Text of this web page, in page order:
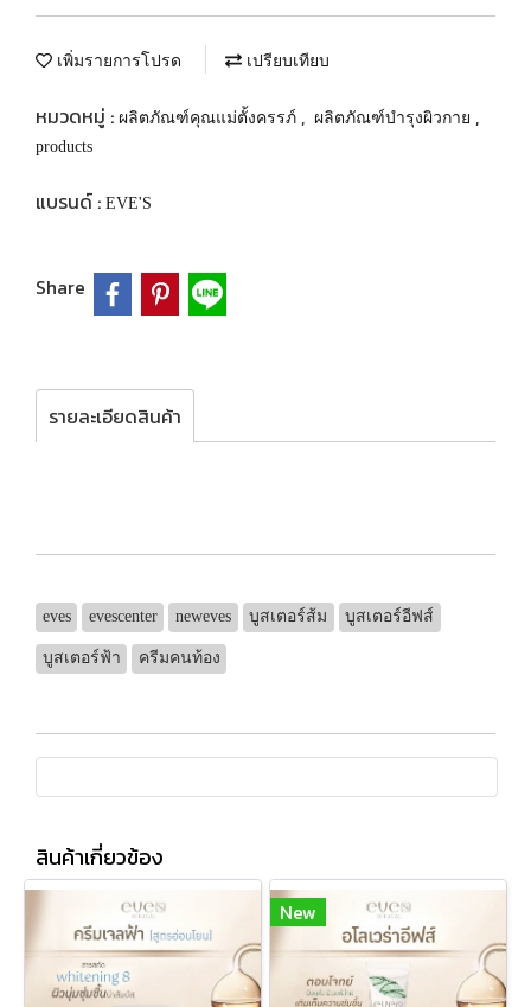
เพิ่มรายการโปรด เปรียบเทียบ
หมวดหมู่ : ผลิตภัณฑ์คุณแม่ตั้งครรภ์ , ผลิตภัณฑ์บำรุงผิวกาย ,
products
แบรนด์ : EVE'S
Share
รายละเอียดสินค้า
eves evescenter neweves บูสเตอร์ส้ม บูสเตอร์อีฟส์
บูสเตอร์ฟ้า ครีมคนท้อง
สินค้าเกี่ยวข้อง
New